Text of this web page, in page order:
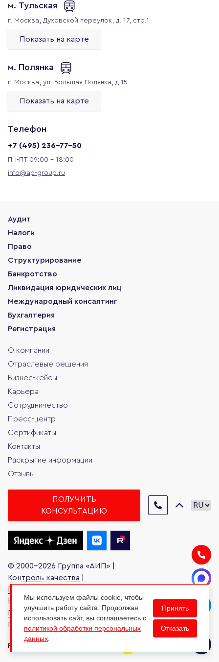
м. Тульская
г. Москва, Духовской переулок, д. 17, стр.1
Показать на карте
м. Полянка
г. Москва, ул. Большая Полянка, д 15
Показать на карте
Телефон
+7 (495) 236-77-50
ПН-ПТ 09:00 - 18:00
info@ap-group.ru
Мы используем файлы cookie, чтобы
улучшить работу сайта. Продолжая
использовать сайт, вы соглашаетесь с
политикой обработки персональных
данных
Принять
Отказать
Аудит
Налоги
Право
Структурирование
Банкротство
Ликвидация юридических лиц
Международный консалтинг
Бухгалтерия
Регистрация
О компании
Отраслевые решения
Бизнес-кейсы
Карьера
Сотрудничество
Пресс-центр
Сертификаты
Контакты
Раскрытие информации
Отзывы
ПОЛУЧИТЬ
КОНСУЛЬТАЦИЮ
© 2000-2026 Группа «АИП» |
Контроль качества
Письмо руководителю
Карта сайта|
Политика обработки персональных данных|
Права субъектов персональных данных
Разработано в: